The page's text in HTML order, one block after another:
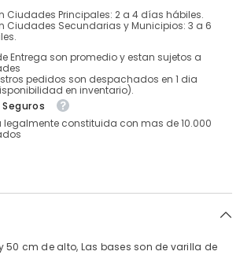
Ciudades Principales: 2 a 4 días hábiles.
Ciudades Secundarias y Municipios: 3 a 6
Entrega son promedio y estan sujetos a
pedidos son despachados en 1 dia
en inventario).
legalmente constituida con mas de 10.000
50 cm de alto, Las bases son de varilla de